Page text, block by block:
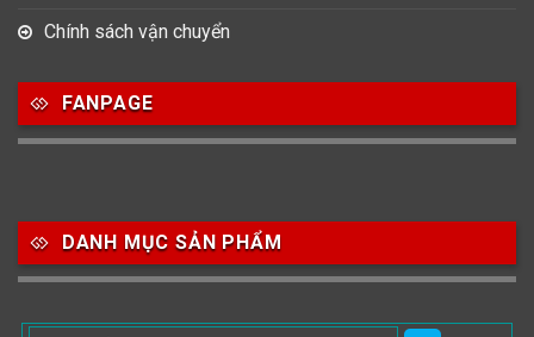
Chính sách vận chuyển
FANPAGE
DANH MỤC SẢN PHẨM